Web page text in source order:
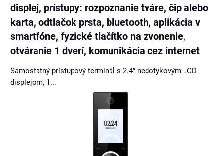
displej, prístupy: rozpoznanie tváre, čip alebo
karta, odtlačok prsta, bluetooth, aplikácia v
smartfóne, fyzické tlačítko na zvonenie,
otváranie 1 dverí, komunikácia cez internet
Samostatný prístupový terminál s 2.4" nedotykovým LCD
displejom, 1...